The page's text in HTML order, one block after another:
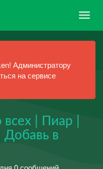
Администратору
на сервисе
| Пиар |
Добавь в